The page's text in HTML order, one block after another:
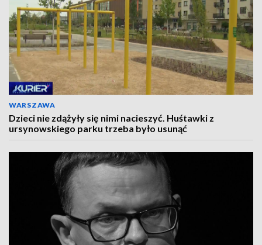
WARSZAWA
Dzieci nie zdążyły się nimi nacieszyć. Huśtawki z
ursynowskiego parku trzeba było usunąć